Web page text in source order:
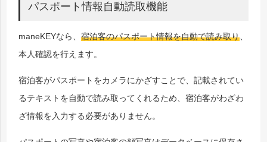
パスポート情報自動読取機能
maneKEYなら、宿泊客のパスポート情報を自動で読み取り、
本人確認を行えます。
宿泊客がパスポートをカメラにかざすことで、記載されてい
るテキストを自動で読み取ってくれるため、宿泊客がわざわ
ざ情報を入力する必要がありません。